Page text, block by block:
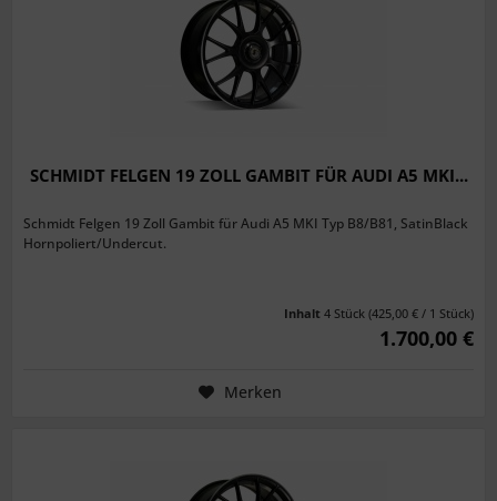
SCHMIDT FELGEN 19 ZOLL GAMBIT FÜR AUDI A5 MKI...
Schmidt Felgen 19 Zoll Gambit für Audi A5 MKI Typ B8/B81, SatinBlack
Hornpoliert/Undercut.
Inhalt 4 Stück (425,00 € / 1 Stück)
1.700,00 €
Merken